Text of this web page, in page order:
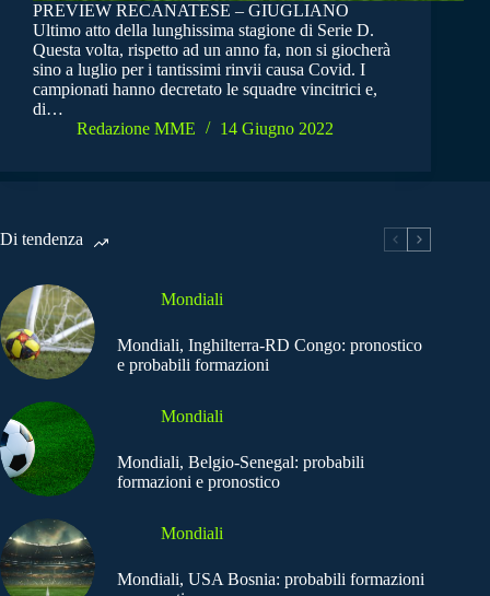
PREVIEW RECANATESE – GIUGLIANO
Ultimo atto della lunghissima stagione di Serie D.
Questa volta, rispetto ad un anno fa, non si giocherà
sino a luglio per i tantissimi rinvii causa Covid. I
campionati hanno decretato le squadre vincitrici e,
di…
Redazione MME
14 Giugno 2022
Di tendenza
Mondiali
Mondiali, Inghilterra-RD Congo: pronostico
e probabili formazioni
Mondiali
Mondiali, Belgio-Senegal: probabili
formazioni e pronostico
Mondiali
Mondiali, USA Bosnia: probabili formazioni